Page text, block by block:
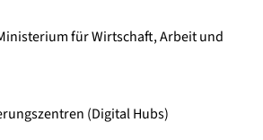
für Wirtschaft, Arbeit und
(Digital Hubs)